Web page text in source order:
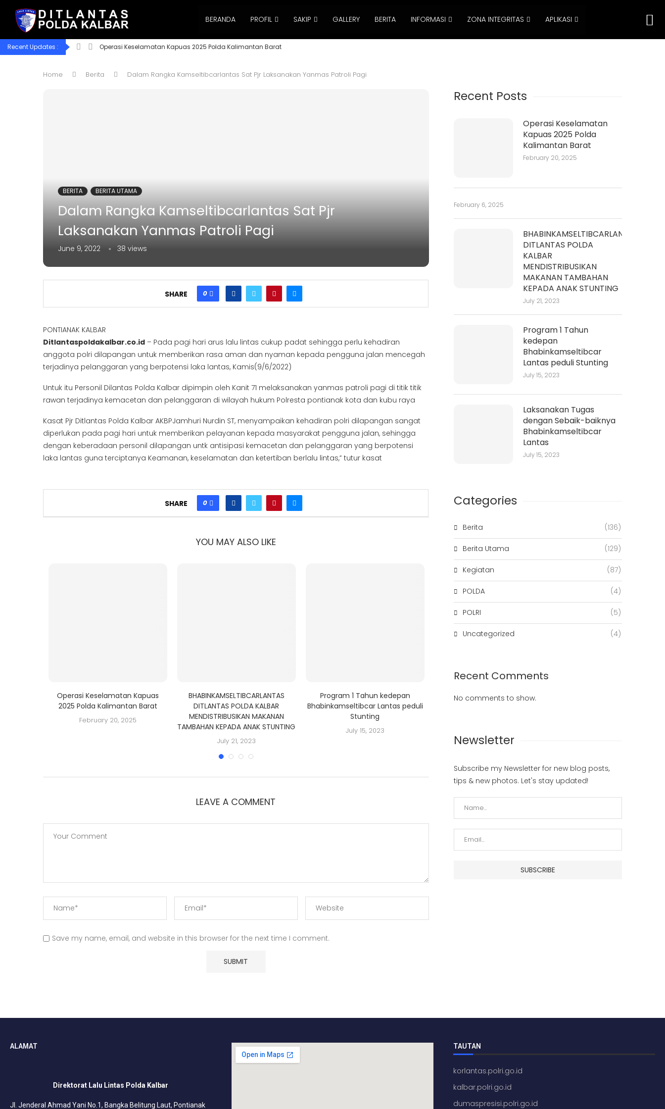
BERANDA PROFIL SAKIP GALLERY BERITA INFORMASI ZONA INTEGRITAS APLIKASI
Recent Updates : Operasi Keselamatan Kapuas 2025 Polda Kalimantan Barat
Home Berita Dalam Rangka Kamseltibcarlantas Sat Pjr Laksanakan Yanmas Patroli Pagi
BERITA BERITA UTAMA
Dalam Rangka Kamseltibcarlantas Sat Pjr
Laksanakan Yanmas Patroli Pagi
June 9, 2022 38 views
SHARE 0
PONTIANAK KALBAR
Ditlantaspoldakalbar.co.id – Pada pagi hari arus lalu lintas cukup padat sehingga perlu kehadiran
anggota polri dilapangan untuk memberikan rasa aman dan nyaman kepada pengguna jalan mencegah
terjadinya pelanggaran yang berpotensi laka lantas, Kamis(9/6/2022)
Untuk itu Personil Dilantas Polda Kalbar dipimpin oleh Kanit 71 melaksanakan yanmas patroli pagi di titik titik
rawan terjadinya kemacetan dan pelanggaran di wilayah hukum Polresta pontianak kota dan kubu raya
Kasat Pjr Ditlantas Polda Kalbar AKBPJamhuri Nurdin ST, menyampaikan kehadiran polri dilapangan sangat
diperlukan pada pagi hari untuk memberikan pelayanan kepada masyarakat pengguna jalan, sehingga
dengan keberadaan personil dilapangan untk antisipasi kemacetan dan pelanggaran yang berpotensi
laka lantas guna terciptanya Keamanan, keselamatan dan ketertiban berlalu lintas,” tutur kasat
SHARE 0
YOU MAY ALSO LIKE
Operasi Keselamatan Kapuas
2025 Polda Kalimantan Barat
February 20, 2025
BHABINKAMSELTIBCARLANTAS
DITLANTAS POLDA KALBAR
MENDISTRIBUSIKAN MAKANAN
TAMBAHAN KEPADA ANAK STUNTING
July 21, 2023
Program 1 Tahun kedepan
Bhabinkamseltibcar Lantas peduli
Stunting
July 15, 2023
Laksanakan Tugas dengan
LEAVE A COMMENT
Save my name, email, and website in this browser for the next time I comment.
Recent Posts
Operasi Keselamatan
Kapuas 2025 Polda
Kalimantan Barat
February 20, 2025
February 6, 2025
BHABINKAMSELTIBCARLANTAS
DITLANTAS POLDA
KALBAR
MENDISTRIBUSIKAN
MAKANAN TAMBAHAN
KEPADA ANAK STUNTING
July 21, 2023
Program 1 Tahun
kedepan
Bhabinkamseltibcar
Lantas peduli Stunting
July 15, 2023
Laksanakan Tugas
dengan Sebaik-baiknya
Bhabinkamseltibcar
Lantas
July 15, 2023
Categories
Berita (136)
Berita Utama (129)
Kegiatan (87)
POLDA (4)
POLRI (5)
Uncategorized (4)
Recent Comments
No comments to show.
Newsletter
Subscribe my Newsletter for new blog posts,
tips & new photos. Let's stay updated!
ALAMAT
Direktorat Lalu Lintas Polda Kalbar
Jl. Jenderal Ahmad Yani No.1, Bangka Belitung Laut, Pontianak
TAUTAN
korlantas.polri.go.id
kalbar.polri.go.id
dumaspresisi.polri.go.id